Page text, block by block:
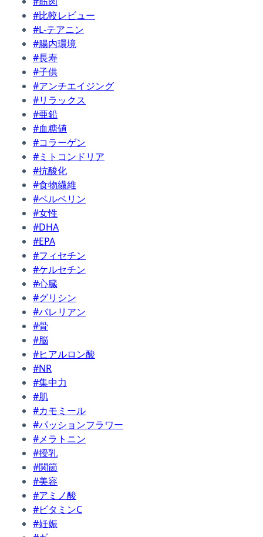
#比較レビュー
#L-テアニン
#腸内環境
#長寿
#子供
#アンチエイジング
#リラックス
#亜鉛
#血糖値
#コラーゲン
#ミトコンドリア
#抗酸化
#食物繊維
#ベルベリン
#女性
#DHA
#EPA
#フィセチン
#ケルセチン
#心臓
#グリシン
#バレリアン
#骨
#脳
#ヒアルロン酸
#NR
#集中力
#肌
#カモミール
#パッションフラワー
#メラトニン
#授乳
#関節
#美容
#アミノ酸
#ビタミンC
#妊娠